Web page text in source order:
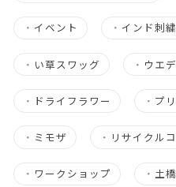
・ イベント ・ インド刺
・ い草スワッグ ・ ウエ
・ ドライフラワー ・ プ
・ ミモザ ・ リサイクル
・ ワークショップ ・ 土